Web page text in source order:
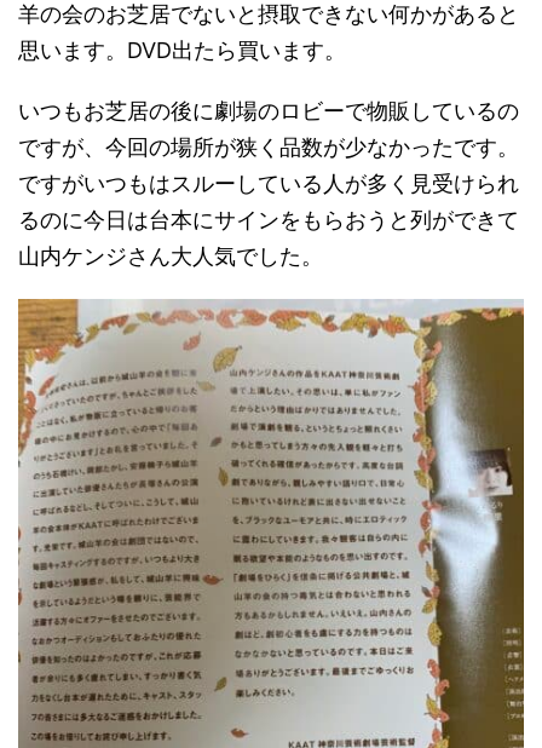
羊の会のお芝居でないと摂取できない何かがあると
思います。DVD出たら買います。
いつもお芝居の後に劇場のロビーで物販しているの
ですが、今回の場所が狭く品数が少なかったです。
ですがいつもはスルーしている人が多く見受けられ
るのに今日は台本にサインをもらおうと列ができて
山内ケンジさん大人気でした。